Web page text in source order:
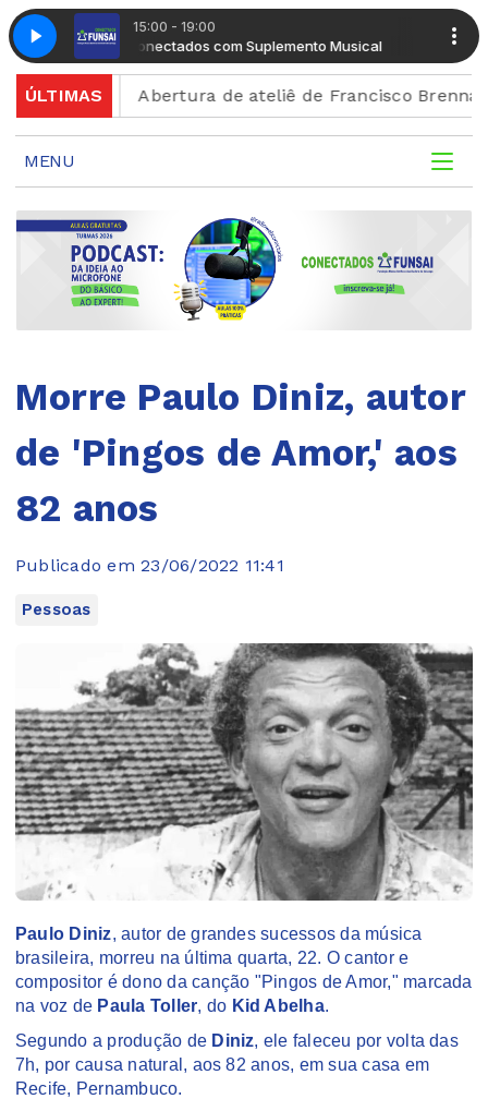
15:00 - 19:00
Radio Conectados com Suplemento Musical Radio
ÚLTIMASAbertura de ateliê de Francisco Brennand
MENU
Morre Paulo Diniz, autor
de 'Pingos de Amor,' aos
82 anos
Publicado em 23/06/2022 11:41
Pessoas
Paulo Diniz, autor de grandes sucessos da música
brasileira, morreu na última quarta, 22. O cantor e
compositor é dono da canção "Pingos de Amor," marcada
na voz de Paula Toller, do Kid Abelha.
Segundo a produção de Diniz, ele faleceu por volta das
7h, por causa natural, aos 82 anos, em sua casa em
Recife, Pernambuco.